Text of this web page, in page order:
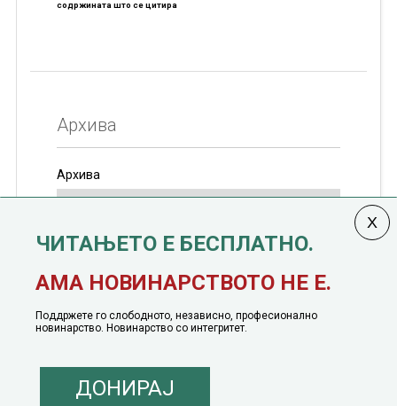
содржината што се цитира
Архива
Архива
јануари, 1991 година
ЧИТАЊЕТО Е БЕСПЛАТНО.
АМА НОВИНАРСТВОТО НЕ Е.
Поддржете го слободното, независно, професионално
новинарство. Новинарство со интегритет.
ДОНИРАЈ